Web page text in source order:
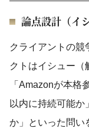
論点設計（イ
クライアントの競
クトはイシュー（
「Amazonが本格
以内に持続可能
か」といった問い